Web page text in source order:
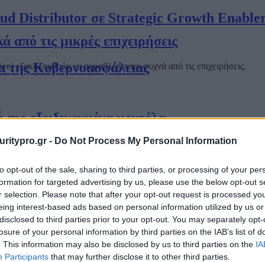
- Do Not Process My Personal Information
opt-out of the sale, sharing to third parties, or processing of your
for targeted advertising by us, please use the below opt-out
selection. Please note that after your opt-out request is processed
interest-based ads based on personal information utilized by us
to third parties prior to your opt-out. You may separately
of your personal information by third parties on the IAB’s list of
This information may also be disclosed by us to third parties on the
Participants that may further disclose it to other third parties.
Distributor σε Strategic Growth
Κυβερνοασφάλειας
εξειδικευμένα μοντέλα
αποφάσεις της κυβερνοασφάλειας | 6
από τις μικρές επιχειρήσεις
εξακολουθούν να παραβλέπονται συχνά από τις επιχειρήσεις.
Περιεχόμενα τεύχους